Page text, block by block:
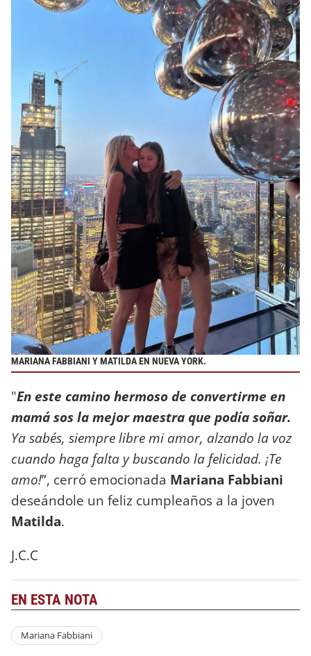
MARIANA FABBIANI Y MATILDA EN NUEVA YORK.
"En este camino hermoso de convertirme en
mamá sos la mejor maestra que podía soñar.
Ya sabés, siempre libre mi amor, alzando la voz
cuando haga falta y buscando la felicidad. ¡Te
amo!”, cerró emocionada Mariana Fabbiani
deseándole un feliz cumpleaños a la joven
Matilda.
J.C.C
EN ESTA NOTA
Mariana Fabbiani